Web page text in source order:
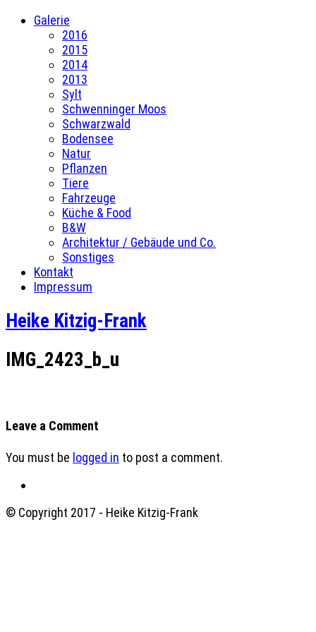
Galerie
2016
2015
2014
2013
Sylt
Schwenninger Moos
Schwarzwald
Bodensee
Natur
Pflanzen
Tiere
Fahrzeuge
Küche & Food
B&W
Architektur / Gebäude und Co.
Sonstiges
Kontakt
Impressum
Heike Kitzig-Frank
IMG_2423_b_u
Leave a Comment
You must be logged in to post a comment.
© Copyright 2017 - Heike Kitzig-Frank